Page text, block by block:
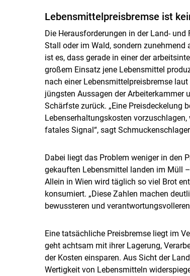
Lebensmittelpreisbremse ist
Die Herausforderungen in der Land-
Stall oder im Wald, sondern
ist es, dass gerade in einer der
großem Einsatz jene Lebensmittel
nach einer Lebensmittelpreisbremse
jüngsten Aussagen der Arbeiterkammer
Schärfste zurück. „Eine Preisdeckelung
Lebenserhaltungskosten
fatales Signal“, sagt
Dabei liegt das Problem weniger in den
gekauften Lebensmittel landen im Müll
Allein in Wien wird täglich so viel Brot
konsumiert. „Diese Zahlen machen
bewussteren und
Eine tatsächliche Preisbremse liegt im
geht achtsam mit ihrer Lagerung,
der Kosten einsparen. Aus Sicht der
Wertigkeit von Lebensmitteln